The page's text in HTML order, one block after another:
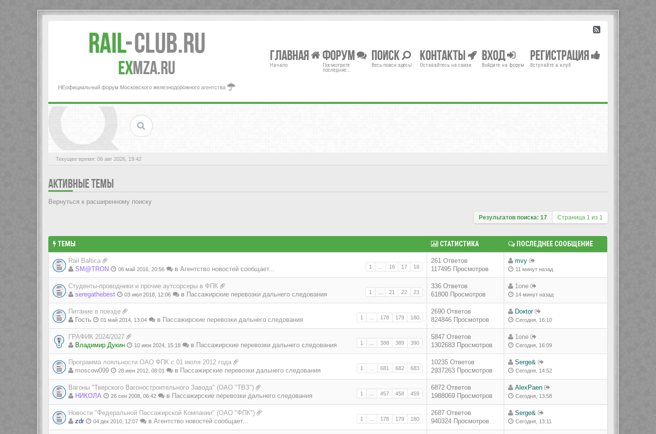
Rail-Club.RU
exMZA.RU
НЕофициальный форум Московского железнодорожного агентства
Главная
Начало
Форум
Посмотрите
последние...
Поиск
Весь поиск здесь!
Контакты
Оставайтесь на связи
Вход
Войдите на форум
Регистрация
Вступайте в клуб
Текущее время: 06 авг 2026, 19:42
АКТИВНЫЕ ТЕМЫ
Вернуться к расширенному поиску
Результатов поиска: 17 Страница 1 из 1
ТЕМЫ СТАТИСТИКА ПОСЛЕДНЕЕ СООБЩЕНИЕ
Rail Baltica
1 16 17 18
SM@TRON 06 май 2016, 20:56 в Агентство новостей сообщает...
261 Ответов
117495 Просмотров
mvy
11 минут назад
Студенты-проводники и прочие аутсорсеры в ФПК
1 21 22 23
seregathebest 03 июл 2018, 12:06 в Пассажирские перевозки дальнего следования
336 Ответов
61800 Просмотров
1one
14 минут назад
Питание в поезде
1 178 179 180
Гость 01 май 2014, 13:04 в Пассажирские перевозки дальнего следования
2690 Ответов
824846 Просмотров
Doкtor
Сегодня, 16:10
ГРАФИК 2024/2027
1 388 389 390
Владимир Дукин 10 июн 2024, 15:18 в Пассажирские перевозки дальнего следования
5847 Ответов
1302683 Просмотров
1one
Сегодня, 16:09
Программа лояльности ОАО ФПК с 01 июля 2012 года
1 681 682 683
moscow099 28 июн 2012, 08:01 в Пассажирские перевозки дальнего следования
10235 Ответов
2937263 Просмотров
Serge&
Сегодня, 14:52
Вагоны "Тверского Вагоностроительного Завода" (ОАО "ТВЗ")
1 457 458 459
НИКОЛА 26 сен 2008, 06:42 в Пассажирские перевозки дальнего следования
6872 Ответов
1988069 Просмотров
AlexPaen
Сегодня, 13:58
Новости "Федеральной Пассажирской Компании" (ОАО "ФПК")
1 178 179 180
zdr 04 дек 2010, 12:07 в Агентство новостей сообщает...
2687 Ответов
940324 Просмотров
Serge&
Сегодня, 13:11